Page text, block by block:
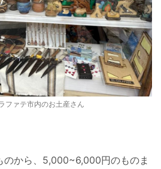
ファテ市内のお土産さん
から、5,000~6,000円のものま